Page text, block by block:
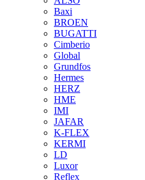
Baxi
BROEN
BUGATTI
Cimberio
Global
Grundfos
Hermes
HERZ
HME
IMI
JAFAR
K-FLEX
KERMI
LD
Luxor
Reflex